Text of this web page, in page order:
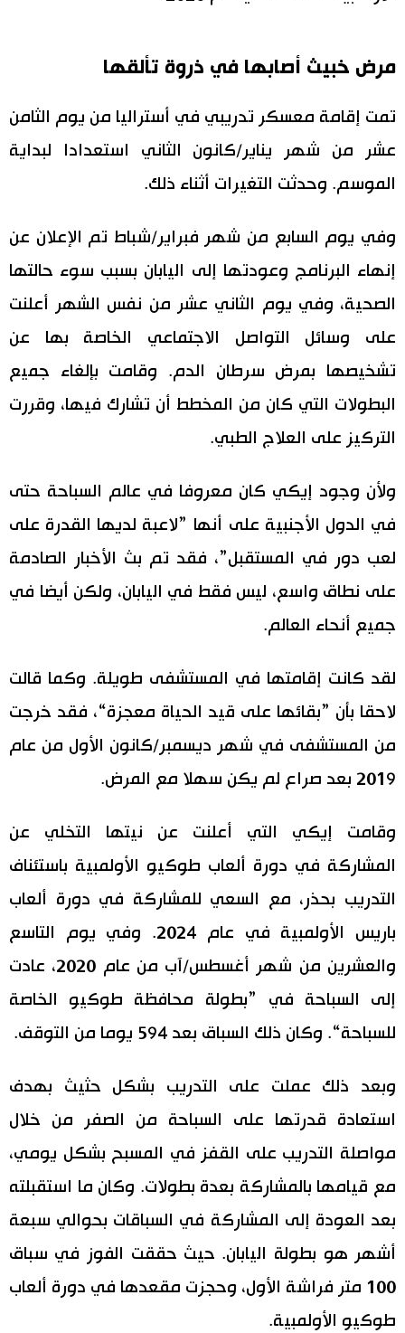
مرض خبيث أصابها في ذروة تألقها
تمت إقامة معسكر تدريبي في أستراليا من يوم الثامن
عشر من شهر يناير/كانون الثاني استعدادا لبداية
الموسم. وحدثت التغيرات أثناء ذلك.
وفي يوم السابع من شهر فبراير/شباط تم الإعلان عن
إنهاء البرنامج وعودتها إلى اليابان بسبب سوء حالتها
الصحية، وفي يوم الثاني عشر من نفس الشهر أعلنت
على وسائل التواصل الاجتماعي الخاصة بها عن
تشخيصها بمرض سرطان الدم. وقامت بإلغاء جميع
البطولات التي كان من المخطط أن تشارك فيها، وقررت
التركيز على العلاج الطبي.
ولأن وجود إيكي كان معروفا في عالم السباحة حتى
في الدول الأجنبية على أنها ”لاعبة لديها القدرة على
لعب دور في المستقبل”، فقد تم بث الأخبار الصادمة
على نطاق واسع، ليس فقط في اليابان، ولكن أيضا في
جميع أنحاء العالم.
لقد كانت إقامتها في المستشفى طويلة. وكما قالت
لاحقا بأن ”بقائها على قيد الحياة معجزة“، فقد خرجت
من المستشفى في شهر ديسمبر/كانون الأول من عام
2019 بعد صراع لم يكن سهلا مع المرض.
وقامت إيكي التي أعلنت عن نيتها التخلي عن
المشاركة في دورة ألعاب طوكيو الأولمبية باستئناف
التدريب بحذر، مع السعي للمشاركة في دورة ألعاب
باريس الأولمبية في عام 2024. وفي يوم التاسع
والعشرين من شهر أغسطس/آب من عام 2020، عادت
إلى السباحة في ”بطولة محافظة طوكيو الخاصة
للسباحة“. وكان ذلك السباق بعد 594 يوما من التوقف.
وبعد ذلك عملت على التدريب بشكل حثيث بهدف
استعادة قدرتها على السباحة من الصفر من خلال
مواصلة التدريب على القفز في المسبح بشكل يومي،
مع قيامها بالمشاركة بعدة بطولات. وكان ما استقبلته
بعد العودة إلى المشاركة في السباقات بحوالي سبعة
أشهر هو بطولة اليابان. حيث حققت الفوز في سباق
100 متر فراشة الأول، وحجزت مقعدها في دورة ألعاب
طوكيو الأولمبية.